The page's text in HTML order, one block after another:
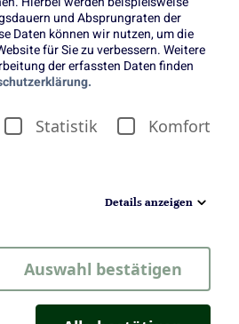
und Absprungraten der
Daten können wir nutzen, um die
für Sie zu verbessern. Weitere
der erfassten Daten finden
Statistik
Komfort
Details anzeigen
Auswahl bestätigen